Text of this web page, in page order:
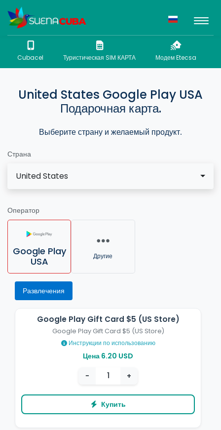
Cubacel Туристическая SIM КАРТА Модем Etecsa
United States Google Play USA
Подарочная карта.
Выберите страну и желаемый продукт.
Страна
United States
Оператор
Google Play
USA
Другие
Развлечения
Google Play Gift Card $5 (US Store)
Google Play Gift Card $5 (US Store)
Инструкции по использованию
Цена 6.20 USD
−
+
Купить